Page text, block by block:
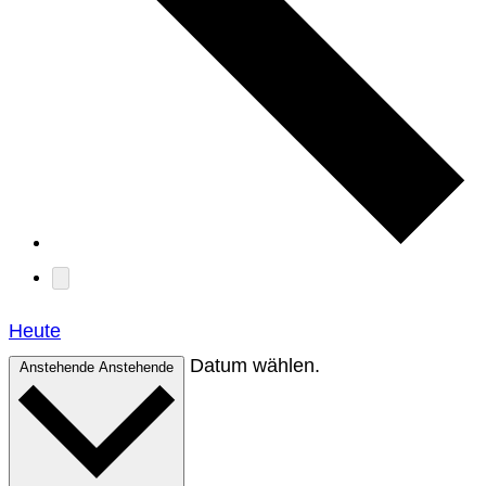
Heute
Anstehende Anstehende Datum wählen.